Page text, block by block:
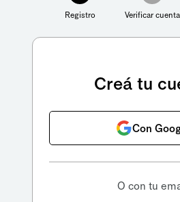
Registro Verificar cuenta
Creá tu
Con
O con tu